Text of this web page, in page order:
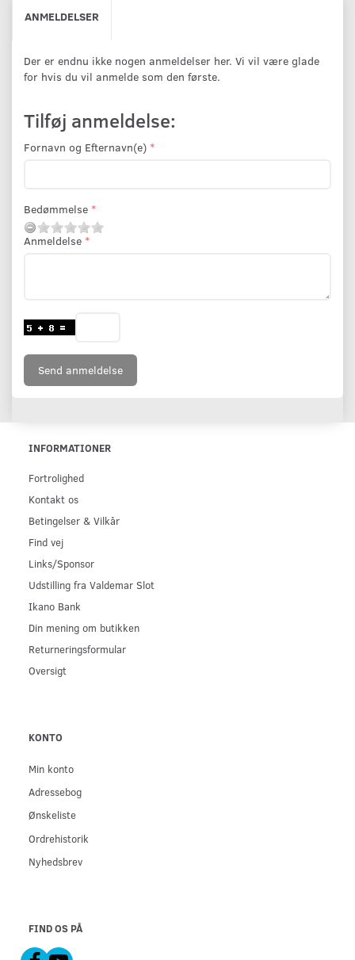
ANMELDELSER
Der er endnu ikke nogen anmeldelser her. Vi vil være glade
for hvis du vil anmelde som den første.
Tilføj anmeldelse:
Fornavn og Efternavn(e)
Bedømmelse
Anmeldelse
Send anmeldelse
INFORMATIONER
Fortrolighed
Kontakt os
Betingelser & Vilkår
Find vej
Links/Sponsor
Udstilling fra Valdemar Slot
Ikano Bank
Din mening om butikken
Returneringsformular
Oversigt
KONTO
Min konto
Adressebog
Ønskeliste
Ordrehistorik
Nyhedsbrev
FIND OS PÅ